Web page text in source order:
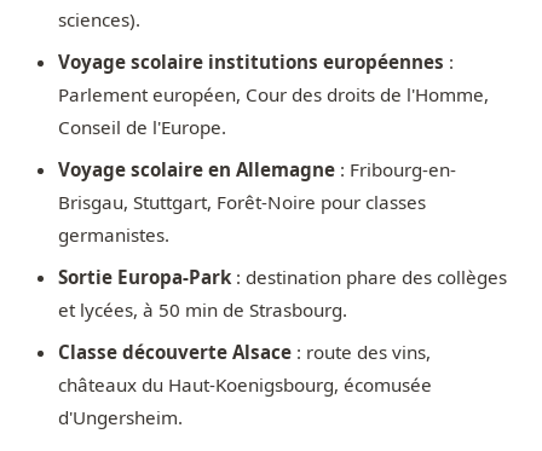
sciences).
Voyage scolaire institutions européennes :
Parlement européen, Cour des droits de l'Homme,
Conseil de l'Europe.
Voyage scolaire en Allemagne : Fribourg-en-
Brisgau, Stuttgart, Forêt-Noire pour classes
germanistes.
Sortie Europa-Park: destination phare des collèges
et lycées, à 50 min de Strasbourg.
Classe découverte Alsace : route des vins,
châteaux du Haut-Koenigsbourg, écomusée
d'Ungersheim.